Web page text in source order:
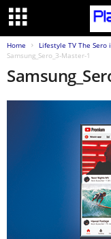
Home
Lifestyle TV The
Samsung_Sero_3-Master-1